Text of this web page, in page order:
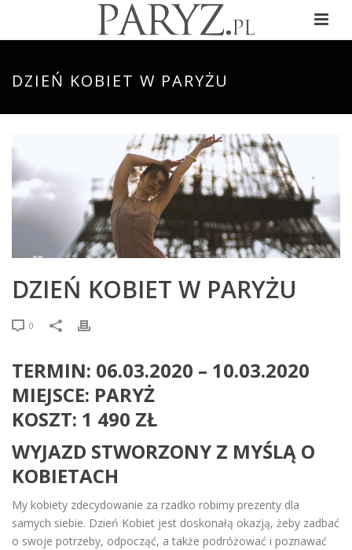
DZIEŃ KOBIET W PARYŻU
DZIEŃ KOBIET W PARYŻU
0
TERMIN: 06.03.2020 – 10.03.2020
MIEJSCE: PARYŻ
KOSZT: 1 490 ZŁ
WYJAZD STWORZONY Z MYŚLĄ O
KOBIETACH
My kobiety zdecydowanie za rzadko robimy prezenty dla
samych siebie. Dzień Kobiet jest doskonałą okazją, żeby zadbać
o swoje potrzeby, odpocząć, a także podróżować i poznawać